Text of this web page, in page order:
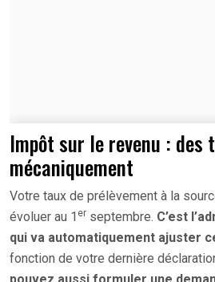
Impôt sur le revenu : des
mécaniquement
Votre taux de prélèvement à la
évoluer au 1 er septembre. C’est
qui va automatiquement ajuster
fonction de votre dernière
pouvez aussi formuler une